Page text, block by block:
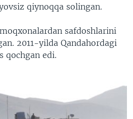
qiynoqqa solingan.
safdoshlarini
2011-yilda Qandahordagi
qochgan edi.